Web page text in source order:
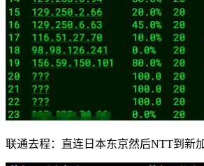
联通去程：直连日本东京然后NTT到新